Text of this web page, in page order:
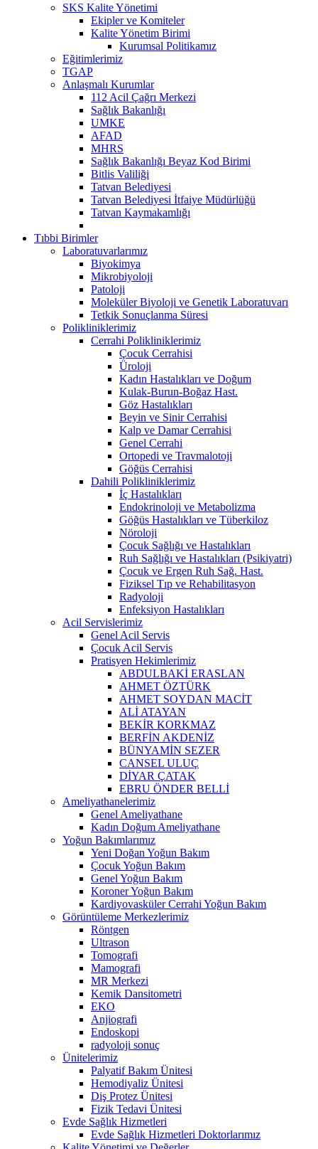
SKS Kalite Yönetimi
Ekipler ve Komiteler
Kalite Yönetim Birimi
Kurumsal Politikamız
Eğitimlerimiz
TGAP
Anlaşmalı Kurumlar
112 Acil Çağrı Merkezi
Sağlık Bakanlığı
UMKE
AFAD
MHRS
Sağlık Bakanlığı Beyaz Kod Birimi
Bitlis Valiliği
Tatvan Belediyesi
Tatvan Belediyesi İtfaiye Müdürlüğü
Tatvan Kaymakamlığı
Tıbbi Birimler
Laboratuvarlarımız
Biyokimya
Mikrobiyoloji
Patoloji
Moleküler Biyoloji ve Genetik Laboratuvarı
Tetkik Sonuçlanma Süresi
Polikliniklerimiz
Cerrahi Polikliniklerimiz
Çocuk Cerrahisi
Üroloji
Kadın Hastalıkları ve Doğum
Kulak-Burun-Boğaz Hast.
Göz Hastalıkları
Beyin ve Sinir Cerrahisi
Kalp ve Damar Cerrahisi
Genel Cerrahi
Ortopedi ve Travmalotoji
Göğüs Cerrahisi
Dahili Polikliniklerimiz
İç Hastalıkları
Endokrinoloji ve Metabolizma
Göğüs Hastalıkları ve Tüberkiloz
Nöroloji
Çocuk Sağlığı ve Hastalıkları
Ruh Sağlığı ve Hastalıkları (Psikiyatri)
Çocuk ve Ergen Ruh Sağ. Hast.
Fiziksel Tıp ve Rehabilitasyon
Radyoloji
Enfeksiyon Hastalıkları
Acil Servislerimiz
Genel Acil Servis
Çocuk Acil Servis
Pratisyen Hekimlerimiz
ABDULBAKİ ERASLAN
AHMET ÖZTÜRK
AHMET SOYDAN MACİT
ALİ ATAYAN
BEKİR KORKMAZ
BERFİN AKDENİZ
BÜNYAMİN SEZER
CANSEL ULUÇ
DİYAR ÇATAK
EBRU ÖNDER BELLİ
Ameliyathanelerimiz
Genel Ameliyathane
Kadın Doğum Ameliyathane
Yoğun Bakımlarımız
Yeni Doğan Yoğun Bakım
Çocuk Yoğun Bakım
Genel Yoğun Bakım
Koroner Yoğun Bakım
Kardiyovasküler Cerrahi Yoğun Bakım
Görüntüleme Merkezlerimiz
Röntgen
Ultrason
Tomografi
Mamografi
MR Merkezi
Kemik Dansitometri
EKO
Anjiografi
Endoskopi
radyoloji sonuç
Ünitelerimiz
Palyatif Bakım Ünitesi
Hemodiyaliz Ünitesi
Diş Protez Ünitesi
Fizik Tedavi Ünitesi
Evde Sağlık Hizmetleri
Evde Sağlık Hizmetleri Doktorlarımız